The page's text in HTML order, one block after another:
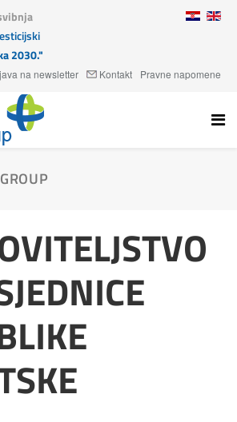
2030."
na newsletter Kontakt Pravne napomene